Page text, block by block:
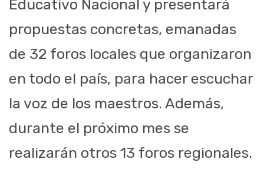
Educativo Nacional y presentará
propuestas concretas, emanadas
de 32 foros locales que organizaron
en todo el país, para hacer escuchar
la voz de los maestros. Además,
durante el próximo mes se
realizarán otros 13 foros regionales.